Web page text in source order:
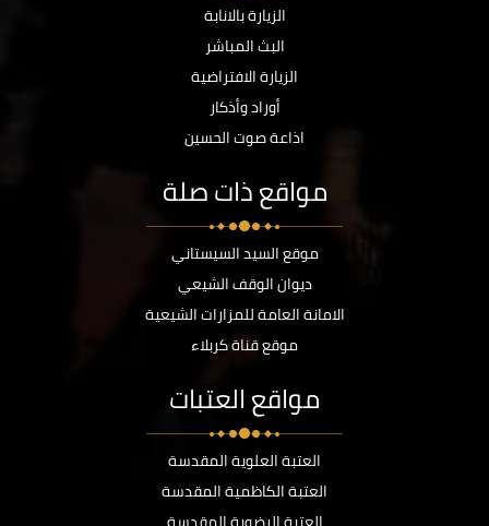
الزيارة بالانابة
البث المباشر
الزيارة الافتراضية
أوراد وأذكار
اذاعة صوت الحسين
مواقع ذات صلة
موقع السيد السيستاني
ديوان الوقف الشيعي
الامانة العامة للمزارات الشيعية
موقع قناة كربلاء
مواقع العتبات
العتبة العلوية المقدسة
العتبة الكاظمية المقدسة